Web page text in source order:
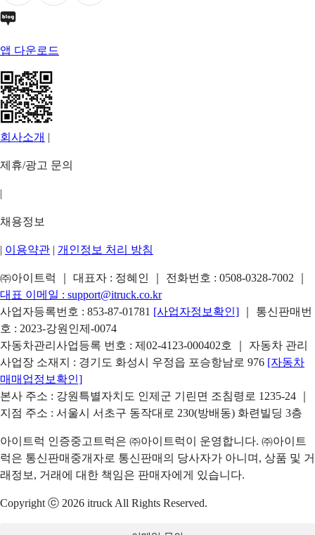
앱 다운로드
회사소개 |
제휴/광고 문의
|
채용정보
| 이용약관 | 개인정보 처리 방침
㈜아이트럭 ｜ 대표자 : 정혜인 ｜ 전화번호 : 0508-0328-7002
대표 이메일 : support@itruck.co.kr
사업자등록번호 : 853-87-01781 [사업자정보확인]
｜ 통신판매번
호 : 2023-강원인제-0074
자동차관리사업등록 번호 : 제02-4123-000402호 ｜ 자동차 관리
사업장 소재지 : 경기도 화성시 우정읍 포승항남로 976 [자동차
매매업정보확인]
본사 주소 : 강원특별자치도 인제군 기린면 조침령로 1235-24 ｜
지점 주소 : 서울시 서초구 동작대로 230(방배동) 화련빌딩 3층
아이트럭 인증중고트럭은 ㈜아이트럭이 운영합니다. ㈜아이트
럭은 통신판매중개자로 통신판매의 당사자가 아니며, 상품 및 거
래정보, 거래에 대한 책임은 판매자에게 있습니다.
Copyright ⓒ 2026 itruck All Rights Reserved.